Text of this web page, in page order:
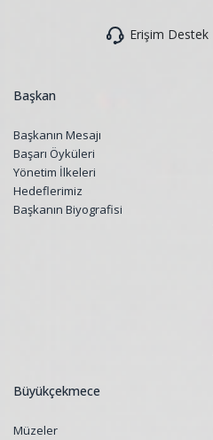
Erişim Destek
Başkan
Başkanın Mesajı
Başarı Öyküleri
Yönetim İlkeleri
Hedeflerimiz
Başkanın Biyografisi
Büyükçekmece
Müzeler